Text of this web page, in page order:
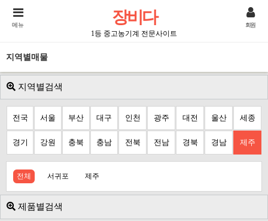
장비다
1등 중고농기계 전문사이트
메뉴 회원
지역별매물
지역별검색
전국 서울 부산 대구 인천 광주 대전 울산 세종
경기 강원 충북 충남 전북 전남 경북 경남 제주
전체 서귀포 제주
제품별검색